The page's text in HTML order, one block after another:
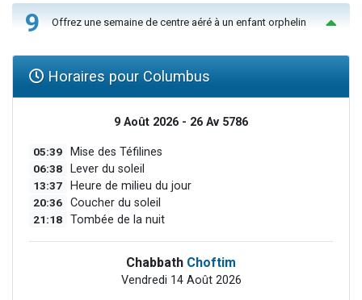
9 Offrez une semaine de centre aéré à un enfant orphelin
Horaires pour Columbus
9 Août 2026 - 26 Av 5786
05:39 Mise des Téfilines
06:38 Lever du soleil
13:37 Heure de milieu du jour
20:36 Coucher du soleil
21:18 Tombée de la nuit
Chabbath Choftim
Vendredi 14 Août 2026